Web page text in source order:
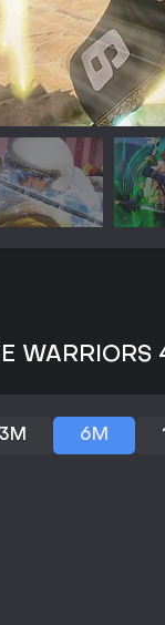
3M 6M